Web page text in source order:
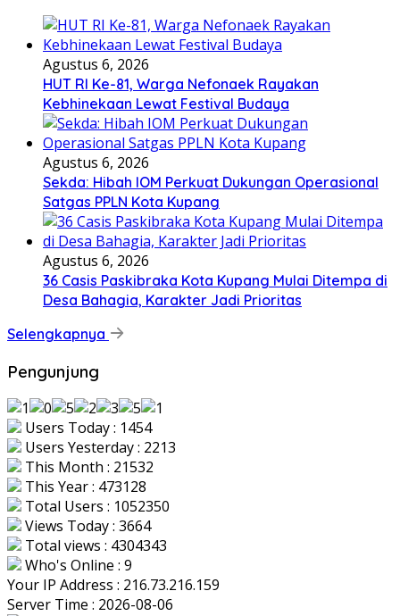
Agustus 6, 2026
HUT RI Ke-81, Warga Nefonaek Rayakan
Kebhinekaan Lewat Festival Budaya
Agustus 6, 2026
Sekda: Hibah IOM Perkuat Dukungan Operasional
Satgas PPLN Kota Kupang
Agustus 6, 2026
36 Casis Paskibraka Kota Kupang Mulai Ditempa di
Desa Bahagia, Karakter Jadi Prioritas
Selengkapnya
Pengunjung
Users Today : 1454
Users Yesterday : 2213
This Month : 21532
This Year : 473128
Total Users : 1052350
Views Today : 3664
Total views : 4304343
Who's Online : 9
Your IP Address : 216.73.216.159
Server Time : 2026-08-06